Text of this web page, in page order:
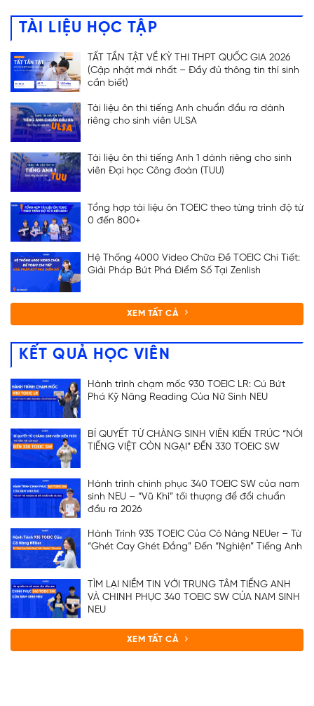
TÀI LIỆU HỌC TẬP
TẤT TẦN TẬT VỀ KỲ THI THPT QUỐC GIA 2026
(Cập nhật mới nhất – Đầy đủ thông tin thí sinh
cần biết)
Tài liệu ôn thi tiếng Anh chuẩn đầu ra dành
riêng cho sinh viên ULSA
Tài liệu ôn thi tiếng Anh 1 dành riêng cho sinh
viên Đại học Công đoàn (TUU)
Tổng hợp tài liệu ôn TOEIC theo từng trình độ từ
0 đến 800+
Hệ Thống 4000 Video Chữa Đề TOEIC Chi Tiết:
Giải Pháp Bứt Phá Điểm Số Tại Zenlish
XEM TẤT CẢ
KẾT QUẢ HỌC VIÊN
Hành trình chạm mốc 930 TOEIC LR: Cú Bứt
Phá Kỹ Năng Reading Của Nữ Sinh NEU
BÍ QUYẾT TỪ CHÀNG SINH VIÊN KIẾN TRÚC “NÓI
TIẾNG VIỆT CÒN NGẠI” ĐẾN 330 TOEIC SW
Hành trình chinh phục 340 TOEIC SW của nam
sinh NEU – “Vũ Khí” tối thượng để đổi chuẩn
đầu ra 2026
Hành Trình 935 TOEIC Của Cô Nàng NEUer – Từ
“Ghét Cay Ghét Đắng” Đến “Nghiện” Tiếng Anh
TÌM LẠI NIỀM TIN VỚI TRUNG TÂM TIẾNG ANH
VÀ CHINH PHỤC 340 TOEIC SW CỦA NAM SINH
NEU
XEM TẤT CẢ